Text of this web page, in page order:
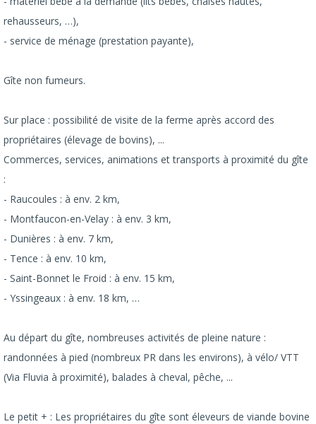
rehausseurs, …),
- service de ménage (prestation payante),
Gîte non fumeurs.
Sur place : possibilité de visite de la ferme après accord des
propriétaires (élevage de bovins), ...
Commerces, services, animations et transports à proximité du gîte
:
- Raucoules : à env. 2 km,
- Montfaucon-en-Velay : à env. 3 km,
- Dunières : à env. 7 km,
- Tence : à env. 10 km,
- Saint-Bonnet le Froid : à env. 15 km,
- Yssingeaux : à env. 18 km, …
Au départ du gîte, nombreuses activités de pleine nature :
randonnées à pied (nombreux PR dans les environs), à vélo/ VTT
(Via Fluvia à proximité), balades à cheval, pêche, ...
Le petit + : Les propriétaires du gîte sont éleveurs de viande bovine